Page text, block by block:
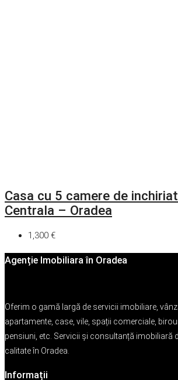
Casa cu 5 camere de
Centrala – Oradea
1,300 €
Agenție Imobiliara în Oradea
Oferim o gamă largă de servicii imobiliare,
apartamente, case, vile, spații comerciale,
pensiuni, etc. Servicii și consultanță imobiliară
calitate în Oradea.
Informații